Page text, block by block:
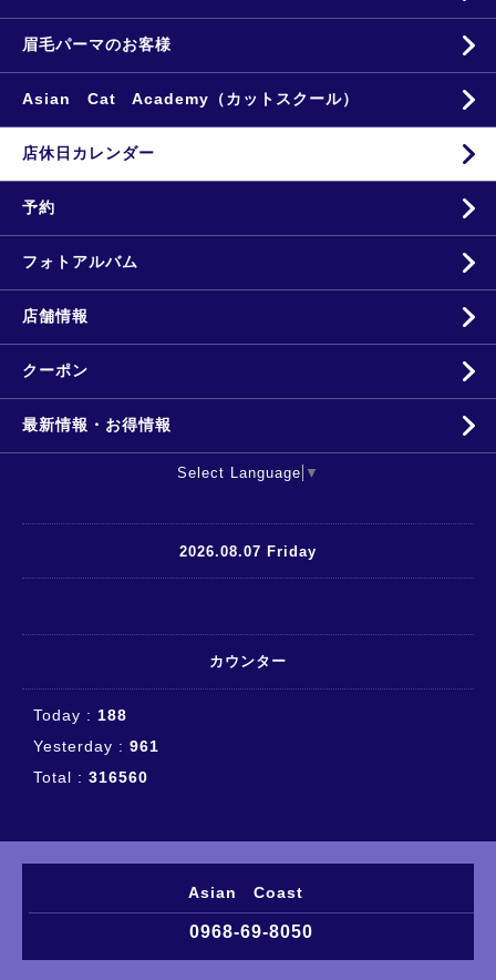
眉毛パーマのお客様
Asian Cat Academy（カットスクール）
店休日カレンダー
予約
フォトアルバム
店舗情報
クーポン
最新情報・お得情報
Select Language ▼
2026.08.07 Friday
カウンター
Today : 188
Yesterday : 961
Total : 316560
Asian Coast
0968-69-8050